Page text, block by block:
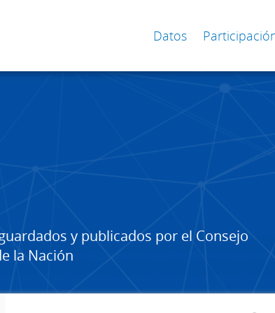
Datos
y publicados por el Consejo
la Nación